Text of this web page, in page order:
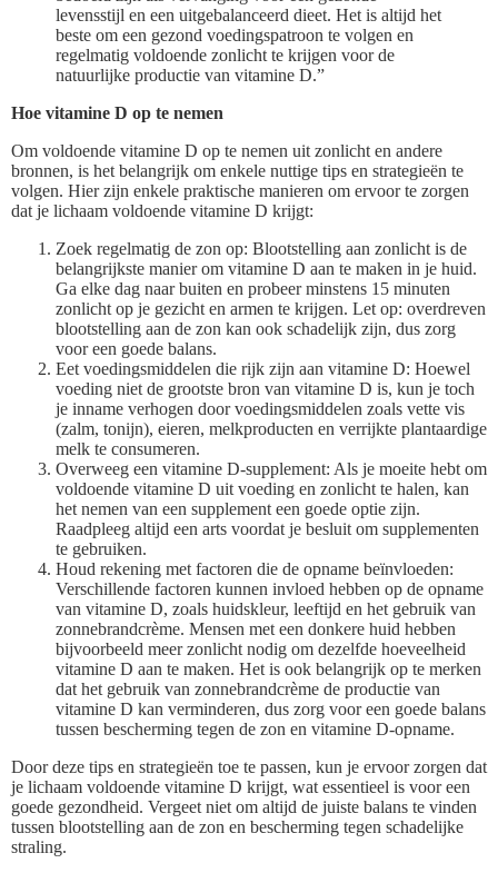
levensstijl en een uitgebalanceerd dieet. Het is altijd het
beste om een gezond voedingspatroon te volgen en
regelmatig voldoende zonlicht te krijgen voor de
natuurlijke productie van vitamine D.”
Hoe vitamine D op te nemen
Om voldoende vitamine D op te nemen uit zonlicht en andere
bronnen, is het belangrijk om enkele nuttige tips en strategieën te
volgen. Hier zijn enkele praktische manieren om ervoor te zorgen
dat je lichaam voldoende vitamine D krijgt:
Zoek regelmatig de zon op: Blootstelling aan zonlicht is de
belangrijkste manier om vitamine D aan te maken in je huid.
Ga elke dag naar buiten en probeer minstens 15 minuten
zonlicht op je gezicht en armen te krijgen. Let op: overdreven
blootstelling aan de zon kan ook schadelijk zijn, dus zorg
voor een goede balans.
Eet voedingsmiddelen die rijk zijn aan vitamine D: Hoewel
voeding niet de grootste bron van vitamine D is, kun je toch
je inname verhogen door voedingsmiddelen zoals vette vis
(zalm, tonijn), eieren, melkproducten en verrijkte plantaardige
melk te consumeren.
Overweeg een vitamine D-supplement: Als je moeite hebt om
voldoende vitamine D uit voeding en zonlicht te halen, kan
het nemen van een supplement een goede optie zijn.
Raadpleeg altijd een arts voordat je besluit om supplementen
te gebruiken.
Houd rekening met factoren die de opname beïnvloeden:
Verschillende factoren kunnen invloed hebben op de opname
van vitamine D, zoals huidskleur, leeftijd en het gebruik van
zonnebrandcrème. Mensen met een donkere huid hebben
bijvoorbeeld meer zonlicht nodig om dezelfde hoeveelheid
vitamine D aan te maken. Het is ook belangrijk op te merken
dat het gebruik van zonnebrandcrème de productie van
vitamine D kan verminderen, dus zorg voor een goede balans
tussen bescherming tegen de zon en vitamine D-opname.
Door deze tips en strategieën toe te passen, kun je ervoor zorgen dat
je lichaam voldoende vitamine D krijgt, wat essentieel is voor een
goede gezondheid. Vergeet niet om altijd de juiste balans te vinden
tussen blootstelling aan de zon en bescherming tegen schadelijke
straling.